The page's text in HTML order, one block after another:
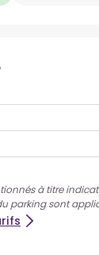
à titre
parking sont